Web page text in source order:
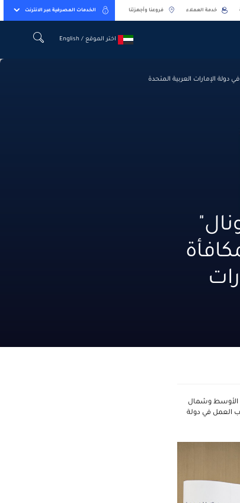
خدمة العملاء فروعنا وأجهزتنا الخدمات المصرفية عبر الانترنت
اختر الموقع / English
اختر الموقع / English
الإمارات العربية المتحدة
الأوسط وشمال
العمل في دولة